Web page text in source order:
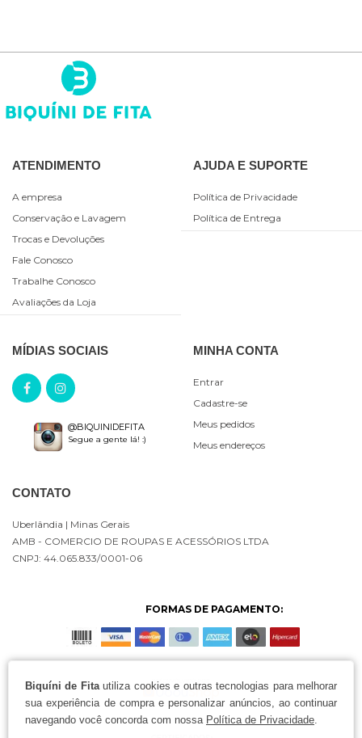
Biquíni de Fitautiliza cookies e outras tecnologias para melhorar
sua experiência de compra e personalizar anúncios, ao continuar
navegando você concorda com nossa Política de Privacidade.
ATENDIMENTO
A empresa
Conservação e Lavagem
Trocas e Devoluções
Fale Conosco
Trabalhe Conosco
Avaliações da Loja
AJUDA E SUPORTE
Política de Privacidade
Política de Entrega
MÍDIAS SOCIAIS
@BIQUINIDEFITA
Segue a gente lá! :)
MINHA CONTA
Entrar
Cadastre-se
Meus pedidos
Meus endereços
CONTATO
Uberlândia | Minas Gerais
AMB - COMERCIO DE ROUPAS E ACESSÓRIOS LTDA
CNPJ: 44.065.833/0001-06
FORMAS DE PAGAMENTO: